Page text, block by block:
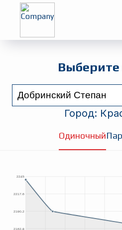
Выберите
Город:
Одиночный